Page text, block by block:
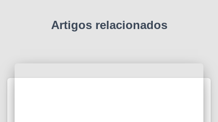
Artigos relacionados